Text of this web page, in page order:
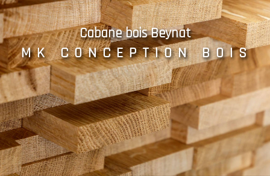
Cabane bois Beynat
MK CONCEPTION BOIS